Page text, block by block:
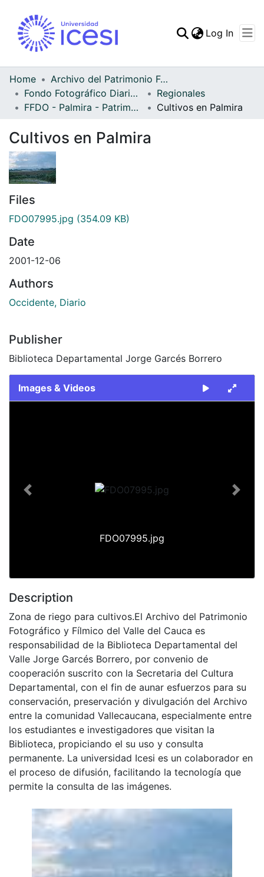
Statistics
Log In
Home
Archivo del Patrimonio Fotográfico y Fílmico del Valle del Cauca
Fondo Fotográfico Diario Occidente
Regionales
FFDO - Palmira - Patrimonial
Cultivos en Palmira
Cultivos en Palmira
Files
FDO07995.jpg (354.09 KB)
Date
2001-12-06
Authors
Occidente, Diario
Publisher
Biblioteca Departamental Jorge Garcés Borrero
Images & Videos
FDO07995.jpg
Previous Next
Description
Zona de riego para cultivos.El Archivo del Patrimonio
Fotográfico y Fílmico del Valle del Cauca es
responsabilidad de la Biblioteca Departamental del
Valle Jorge Garcés Borrero, por convenio de
cooperación suscrito con la Secretaria del Cultura
Departamental, con el fin de aunar esfuerzos para su
conservación, preservación y divulgación del Archivo
entre la comunidad Vallecaucana, especialmente entre
los estudiantes e investigadores que visitan la
Biblioteca, propiciando el su uso y consulta
permanente. La universidad Icesi es un colaborador en
el proceso de difusión, facilitando la tecnología que
permite la consulta de las imágenes.